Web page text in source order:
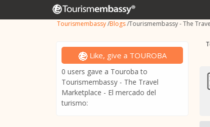
Tourismembassy/Blogs/Tourismembassy - The
Like, give a TOUROBA
0 users gave a Touroba to
Tourismembassy - The Travel
Marketplace - El mercado del
turismo: